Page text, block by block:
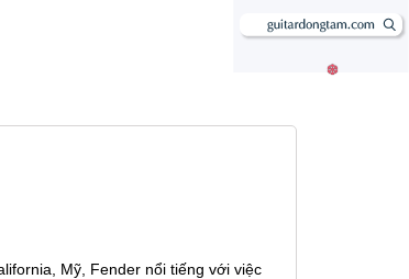
Mỹ, Fender nổi tiếng với việc